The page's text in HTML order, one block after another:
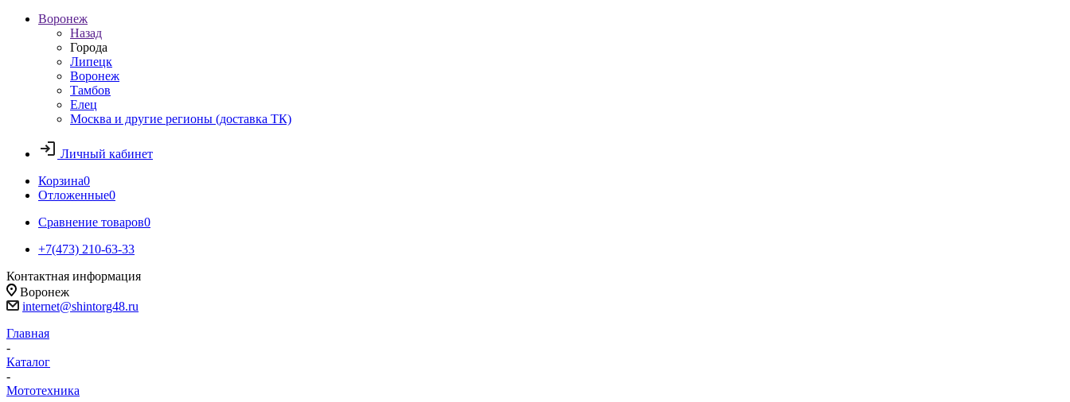
Воронеж
Назад
Города
Липецк
Воронеж
Тамбов
Елец
Москва и другие регионы (доставка ТК)
Личный кабинет
Корзина0
Отложенные0
Сравнение товаров0
+7(473) 210-63-33
Контактная информация
Воронеж
internet@shintorg48.ru
Главная
-
Каталог
-
Мототехника